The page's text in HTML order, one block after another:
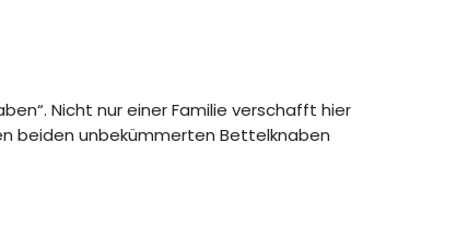
Nicht nur einer Familie verschafft hier
beiden unbekümmerten Bettelknaben